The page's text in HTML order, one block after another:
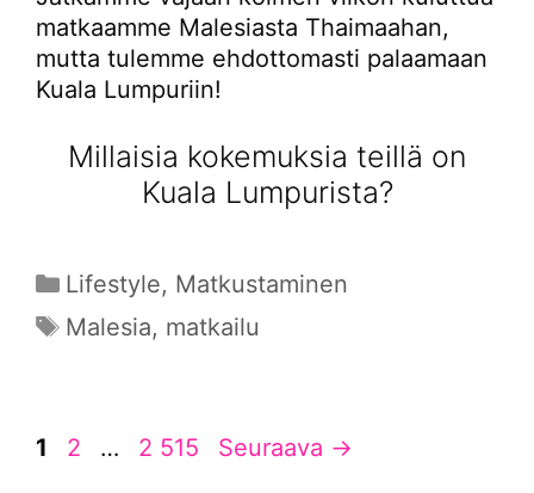
matkaamme Malesiasta Thaimaahan,
mutta tulemme ehdottomasti palaamaan
Kuala Lumpuriin!
Millaisia kokemuksia teillä on
Kuala Lumpurista?
Kategoriat
Lifestyle, Matkustaminen
Avainsanat
Malesia, matkailu
Sivu
1 Sivu
2 … Sivu
2 515 Seuraava →